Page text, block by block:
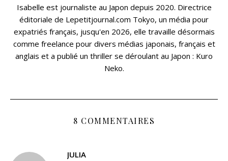
Isabelle est journaliste au Japon depuis 2020. Directrice
éditoriale de Lepetitjournal.com Tokyo, un média pour
expatriés français, jusqu'en 2026, elle travaille désormais
comme freelance pour divers médias japonais, français et
anglais et a publié un thriller se déroulant au Japon : Kuro
Neko.
8 COMMENTAIRES
JULIA